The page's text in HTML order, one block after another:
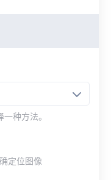
种方法。
定位图像